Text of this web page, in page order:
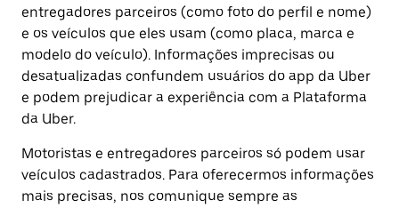
entregadores parceiros (como foto do perfil e nome)
e os veículos que eles usam (como placa, marca e
modelo do veículo). Informações imprecisas ou
desatualizadas confundem usuários do app da Uber
e podem prejudicar a experiência com a Plataforma
da Uber.
Motoristas e entregadores parceiros só podem usar
veículos cadastrados. Para oferecermos informações
mais precisas, nos comunique sempre as